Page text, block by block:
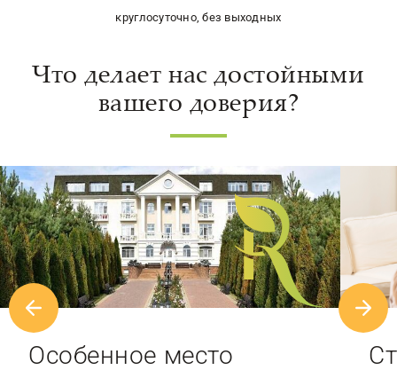
круглосуточно, без выходных
Что делает нас достойными
вашего доверия?
Особенное место